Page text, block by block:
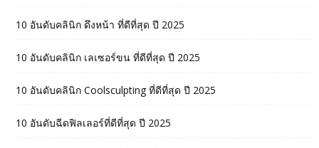
10 อันดับคลินิก ดึงหน้า ที่ดีที่สุด ปี 2025
10 อันดับคลินิก เลเซอร์ขน ที่ดีที่สุด ปี 2025
10 อันดับคลินิก Coolsculpting ที่ดีที่สุด ปี 2025
10 อันดับฉีดฟิลเลอร์ที่ดีที่สุด ปี 2025